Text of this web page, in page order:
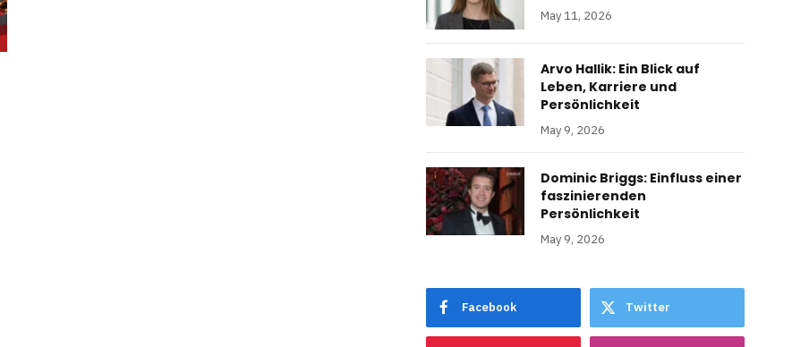
May 11, 2026
Arvo Hallik: Ein Blick auf
Leben, Karriere und
Persönlichkeit
May 9, 2026
Dominic Briggs: Einfluss einer
faszinierenden
Persönlichkeit
May 9, 2026
Facebook Twitter